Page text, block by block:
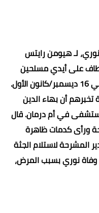
لـ هيومن رايتس
على أيدي مسلحين
بملابس مدنية في جنوب الخرطوم في 16 ديسمبر/كانون الأول.
أن بهاء الدين
في أم درمان. قال
ورأى كدمات ظاهرة
المشرحة لاستلام الجثة
وفاة نوري بسبب المرض،